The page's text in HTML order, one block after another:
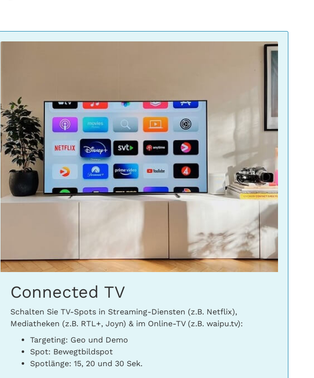
Connected TV
Schalten Sie TV-Spots in Streaming-Diensten (z.B. Netflix),
Mediatheken (z.B. RTL+, Joyn) & im Online-TV (z.B. waipu.tv):
Targeting: Geo und Demo
Spot: Bewegtbildspot
Spotlänge: 15, 20 und 30 Sek.